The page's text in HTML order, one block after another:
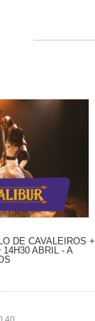
DE CAVALEIROS +
14H30 ABRIL - A